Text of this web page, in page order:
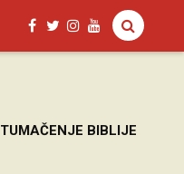
TUMAČENJE BIBLIJE